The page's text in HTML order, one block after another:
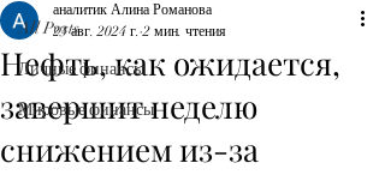
All Posts
Личные финансы
Мировые финансы
Нефть, как ожидается,
завершит неделю
снижением из-за
аналитик Алина Романова
23 авг. 2024 г. 2 мин. чтения